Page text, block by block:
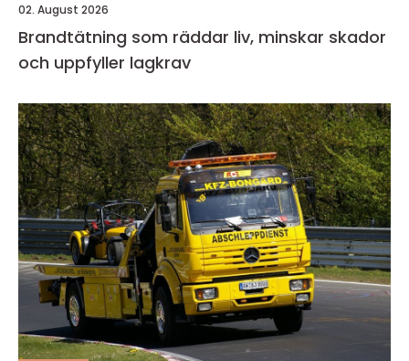
02. August 2026
Brandtätning som räddar liv, minskar skador
och uppfyller lagkrav